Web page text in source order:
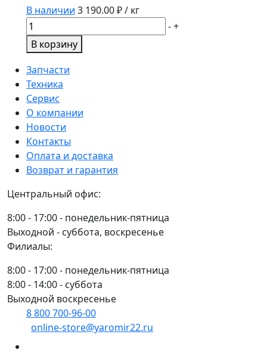
В наличии 3 190.00₽ / кг
Количество
товара
ЭЛЕКТРОДЫ
СВАРОЧНЫЕ
Д
5ММ
ОК-46
(6,6
КГ)
ЭСАБ
-+
В корзину
Запчасти
Техника
Сервис
О компании
Новости
Контакты
Оплата и доставка
Возврат и гарантия
Центральный офис:
8:00 - 17:00 - понедельник-пятница
Выходной - суббота, воскресенье
Филиалы:
8:00 - 17:00 - понедельник-пятница
8:00 - 14:00 - суббота
Выходной воскресенье
8 800 700-96-00
online-store@yaromir22.ru